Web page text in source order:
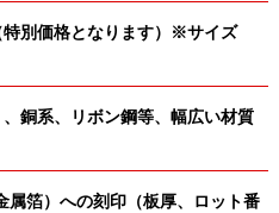
別価格となります）※サイズ
銅系、リボン鋼等、幅広い材質
属箔）への刻印（板厚、ロット番